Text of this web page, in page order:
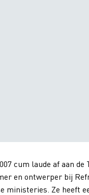
cum laude af aan
en ontwerper bij
ministeries. Ze heeft